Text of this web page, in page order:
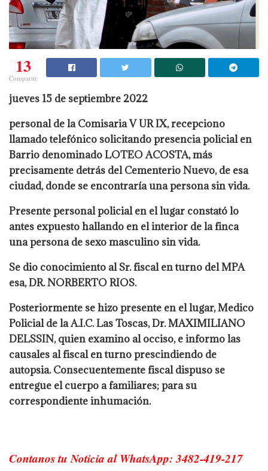
13
Compartir
jueves 15 de septiembre 2022
personal de la Comisaria V UR IX, recepciono
llamado telefónico solicitando presencia policial en
Barrio denominado LOTEO ACOSTA, más
precisamente detrás del Cementerio Nuevo, de esa
ciudad, donde se encontraría una persona sin vida.
Presente personal policial en el lugar constató lo
antes expuesto hallando en el interior de la finca
una persona de sexo masculino sin vida.
Se dio conocimiento al Sr. fiscal en turno del MPA
esa, DR. NORBERTO RIOS.
Posteriormente se hizo presente en el lugar, Medico
Policial de la A.I.C. Las Toscas, Dr. MAXIMILIANO
DELSSIN, quien examino al occiso, e informo las
causales al fiscal en turno prescindiendo de
autopsia. Consecuentemente fiscal dispuso se
entregue el cuerpo a familiares; para su
correspondiente inhumación.
Contanos tu Noticia al WhatsApp: 3482-419-217